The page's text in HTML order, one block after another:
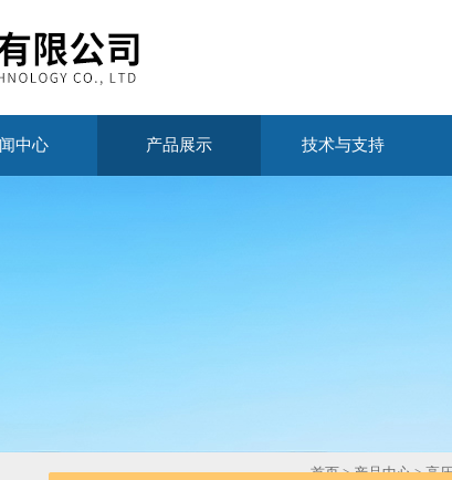
中心 产品展示 技术与支持
首页>产品中心>高